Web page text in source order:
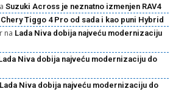
Suzuki Across je neznatno izmenjen RAV4
Chery Tiggo 4 Pro od sada i kao puni Hybrid
na Lada Niva dobija najveću modernizaciju
Niva dobija najveću modernizaciju do
Lada Niva dobija najveću modernizaciju do